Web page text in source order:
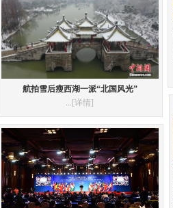
航拍雪后瘦西湖一派“北国风光”
[详情]